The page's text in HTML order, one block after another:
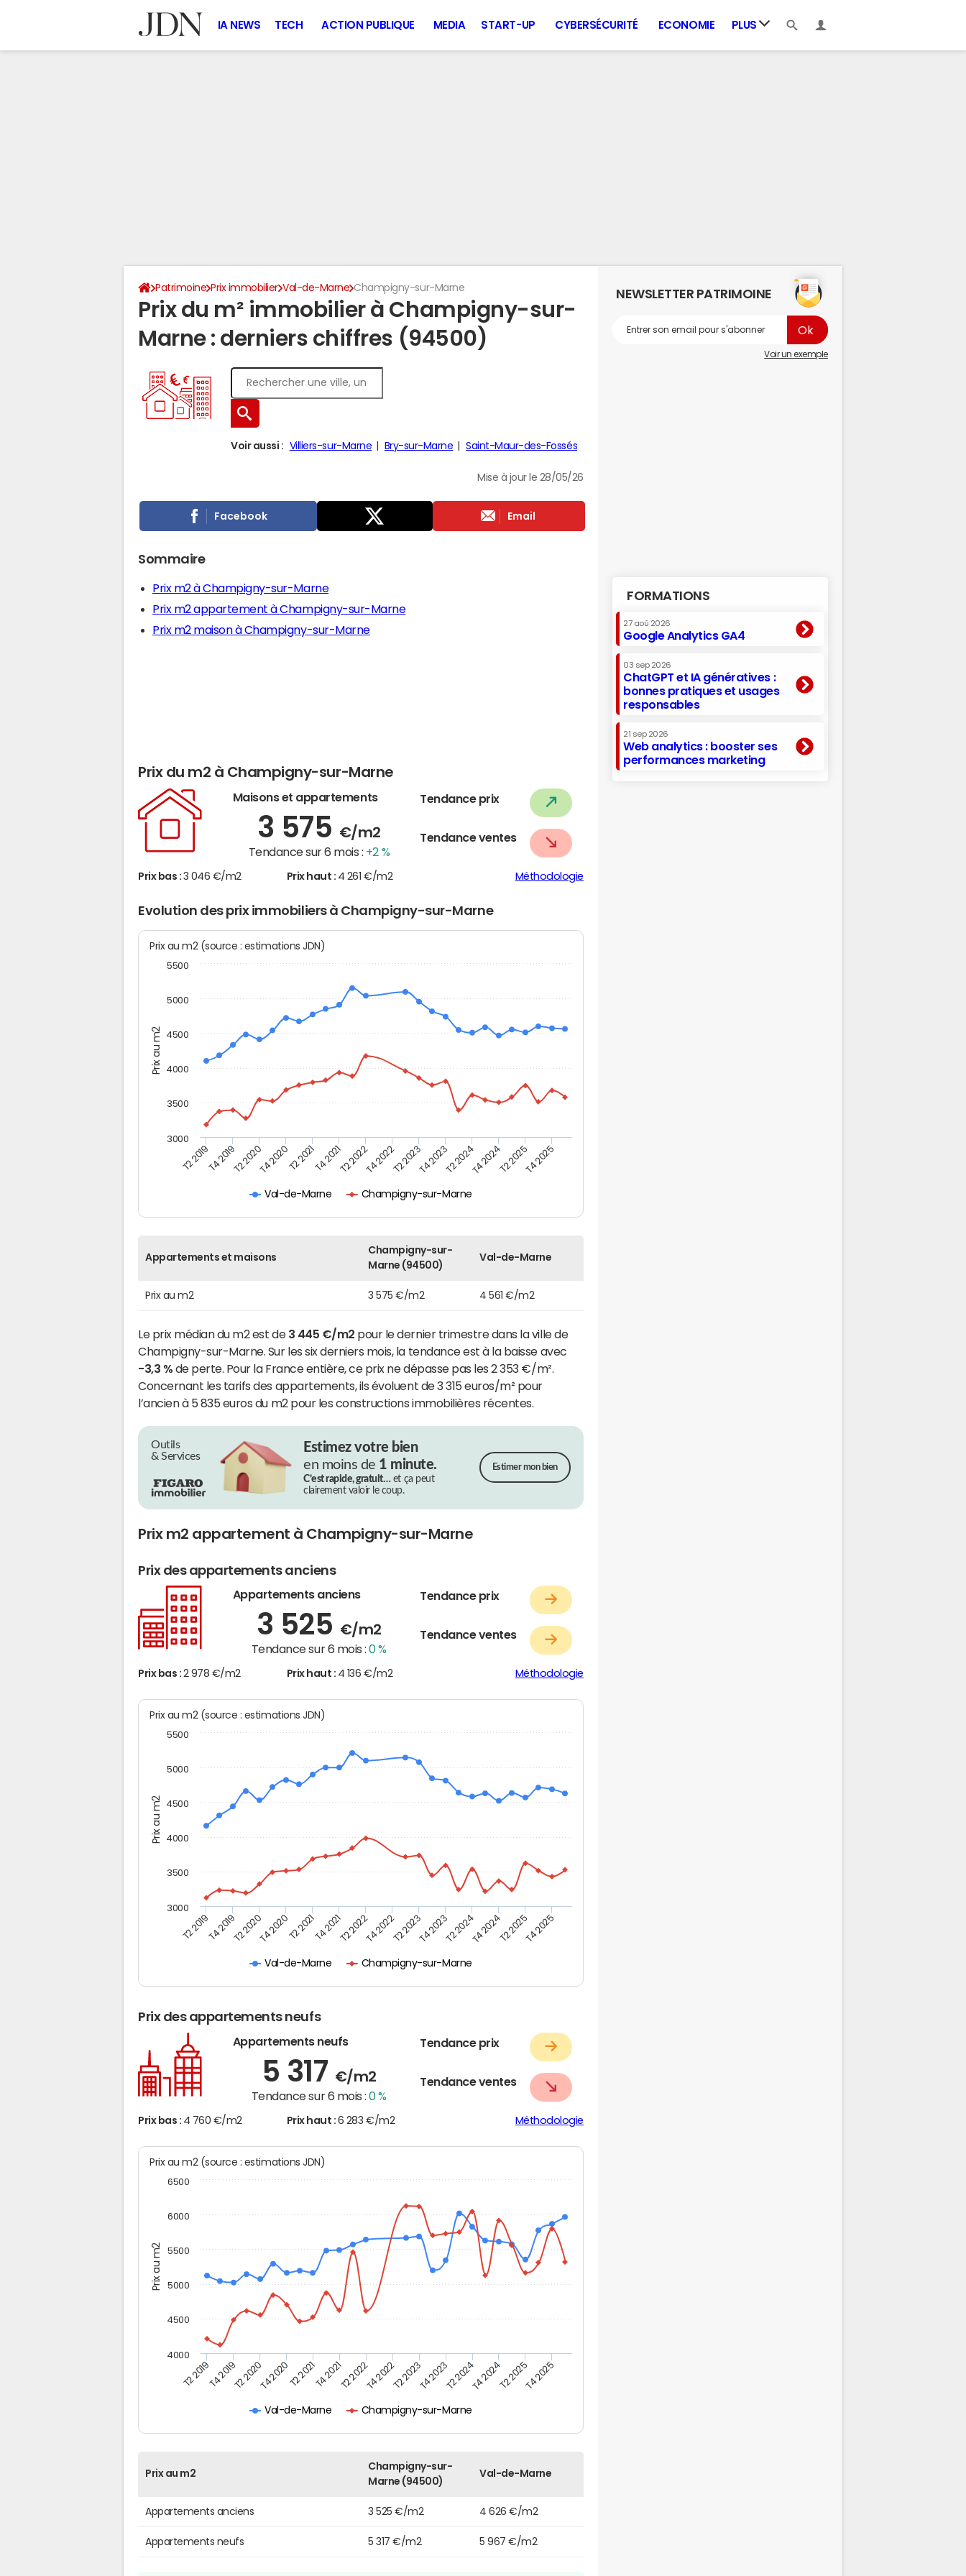
IA NEWS TECH ACTION PUBLIQUE MEDIA START-UP CYBERSÉCURITÉ ECONOMIE PLUS
Patrimoine Prix immobilier Val-de-Marne Champigny-sur-Marne
Prix du m² immobilier à Champigny-sur-
Marne : derniers chiffres (94500)
Voir aussi : Villiers-sur-Marne Bry-sur-Marne Saint-Maur-des-Fossés
Mise à jour le 28/05/26
Facebook Email
Sommaire
Prix m2 à Champigny-sur-Marne
Prix m2 appartement à Champigny-sur-Marne
Prix m2 maison à Champigny-sur-Marne
Prix du m2 à Champigny-sur-Marne
Maisons et appartements
3 575 €/m2
Tendance sur 6 mois : +2 %
Tendance prix
Tendance ventes
Prix bas : 3 046 €/m2 Prix haut : 4 261 €/m2 Méthodologie
Evolution des prix immobiliers à Champigny-sur-Marne
Prix au m2
Prix au m2 (source : estimations JDN)
Val-de-Marne Champigny-sur-Marne
T2 2019T4 2019T2 2020T4 2020T2 2021T4 2021T2 2022T4 2022T2 2023T4 2023T2 2024T4 2024T2 2025T4 2025
3000
3500
4000
4500
5000
5500
Appartements et maisons
Champigny-sur-
Marne (94500)
Val-de-Marne
Prix au m2 3 575 €/m2 4 561 €/m2
Le prix médian du m2 est de 3 445 €/m2 pour le dernier trimestre dans la ville de
Champigny-sur-Marne. Sur les six derniers mois, la tendance est à la baisse avec
-3,3 % de perte. Pour la France entière, ce prix ne dépasse pas les 2 353 €/m².
Concernant les tarifs des appartements, ils évoluent de 3 315 euros/m² pour
l’ancien à 5 835 euros du m2 pour les constructions immobilières récentes.
Outils
& Services
Estimez votre bien
en moins de 1 minute.
C’est rapide, gratuit…et ça peut
clairement valoir le coup.
Estimer mon bien
Prix m2 appartement à Champigny-sur-Marne
Prix des appartements anciens
Appartements anciens
3 525 €/m2
Tendance sur 6 mois :0 %
Tendance prix
Tendance ventes
Prix bas : 2 978 €/m2 Prix haut : 4 136 €/m2 Méthodologie
Prix au m2
Prix au m2 (source : estimations JDN)
Val-de-Marne Champigny-sur-Marne
T2 2019T4 2019T2 2020T4 2020T2 2021T4 2021T2 2022T4 2022T2 2023T4 2023T2 2024T4 2024T2 2025T4 2025
3000
3500
4000
4500
5000
5500
Prix des appartements neufs
Appartements neufs
5 317 €/m2
Tendance sur 6 mois :0 %
Tendance prix
Tendance ventes
Prix bas : 4 760 €/m2 Prix haut : 6 283 €/m2 Méthodologie
Prix au m2
Prix au m2 (source : estimations JDN)
Val-de-Marne Champigny-sur-Marne
T2 2019T4 2019T2 2020T4 2020T2 2021T4 2021T2 2022T4 2022T2 2023T4 2023T2 2024T4 2024T2 2025T4 2025
4000
4500
5000
5500
6000
6500
Prix au m2
Champigny-sur-
Marne (94500)
Val-de-Marne
Appartements anciens 3 525 €/m2 4 626 €/m2
Appartements neufs 5 317 €/m2 5 967 €/m2
NEWSLETTER PATRIMOINE
Voir un exemple
FORMATIONS
27 aoû 2026
Google Analytics GA4
03 sep 2026
ChatGPT et IA génératives :
bonnes pratiques et usages
responsables
21 sep 2026
Web analytics : booster ses
performances marketing